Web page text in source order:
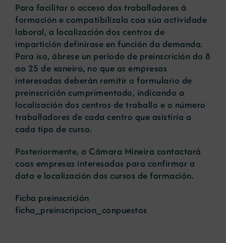
Para facilitar o acceso dos traballadores á
formación e compatibilizala coa súa actividade
laboral, a localización dos centros de
impartición definirase en función da demanda.
Para iso, ábrese un período de preinscrición do 8
ao 25 de xaneiro, no que as empresas
interesadas deberán remitir o formulario de
preinscrición cumprimentado, indicando a
localización dos centros de traballo e o número
traballadores de cada centro que asistiría a
cada tipo de curso.
Posteriormente, a Cámara Mineira contactará
coas empresas interesadas para confirmar a
data e localización dos cursos de formación.
Ficha preinscrición
ficha_preinscripcion_conpuestos